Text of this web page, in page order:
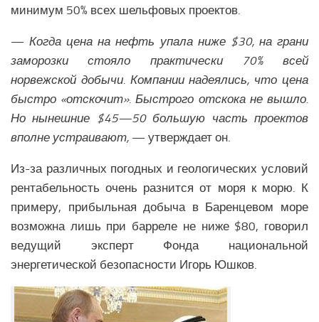
минимум 50% всех шельфовых проектов.
—Когда цена на нефть упала ниже $30, на грани
заморозки стояло практически 70% всей
норвежской добычи. Компании надеялись, что цена
быстро «отскочит». Быстрого отскока не вышло.
Но нынешние $45—50 большую часть проектов
вполне устраивают, — утверждает он.
Из-за различных погодных и геологических условий
рентабельность очень разнится от моря к морю. К
примеру, прибыльная добыча в Баренцевом море
возможна лишь при барреле не ниже $80, говорил
ведущий эксперт Фонда национальной
энергетической безопасности Игорь Юшков.